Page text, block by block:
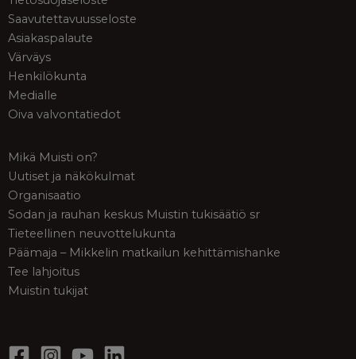
Saavutettavuusseloste
Asiakaspalaute
Värväys
Henkilökunta
Medialle
Oiva valvontatiedot
Mikä Muisti on?
Uutiset ja näkökulmat
Organisaatio
Sodan ja rauhan keskus Muistin tukisäätiö sr
Tieteellinen neuvottelukunta
Päämaja – Mikkelin matkailun kehittämishanke
Tee lahjoitus
Muistin tukijat